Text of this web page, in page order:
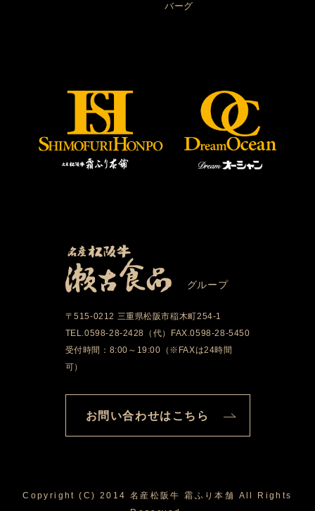
バーグ
グループ
〒515-0212 三重県松阪市稲木町254-1
TEL.0598-28-2428（代）FAX.0598-28-5450
受付時間：8:00～19:00（※FAXは24時間
可）
お問い合わせはこちら
Copyright (C) 2014 名産松阪牛 霜ふり本舗 All Rights